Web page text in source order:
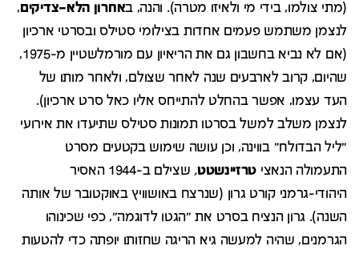
(מתי צולמו, בידי מי ולאיזו מטרה). והנה, באחרון הלא–צדיקים,
לנצמן משתמש פעמים אחדות בצילומי סטילס ובסרטי ארכיון
(אם לא נביא בחשבון גם את הריאיון עם מורמלשטיין מ-1975,
שהיום, קרוב לארבעים שנה לאחר שצולם, ולאחר מותו של
העד עצמו, אפשר בהחלט להתייחס אליו כאל סרט ארכיון).
לנצמן משלב למשל בסרטו תמונות סטילס שתיעדו את אירועי
"ליל הבדולח" בווינה, וכן עושה שימוש בקטעים מסרט
התעמולה הנאצי טרזיינשטט,
שצילם ב-1944 האסיר
היהודי-גרמני קורט גרון (שנרצח באושוויץ באוקטובר של אותה
השנה). גרון הנציח בסרט את "הגטו לדוגמה", כפי שכינוהו
הגרמנים, שהיה למעשה גיא הריגה שחזותו יופתה כדי להטעות